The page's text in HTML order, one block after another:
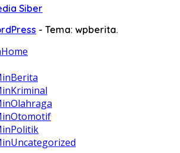
Siber
- Tema: wpberita.
Home
Berita
Kriminal
Olahraga
Otomotif
Politik
Uncategorized